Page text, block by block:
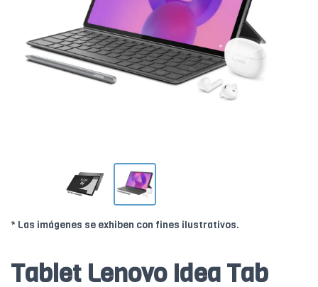
* Las imágenes se exhiben con fines ilustrativos.
Tablet Lenovo Idea Tab